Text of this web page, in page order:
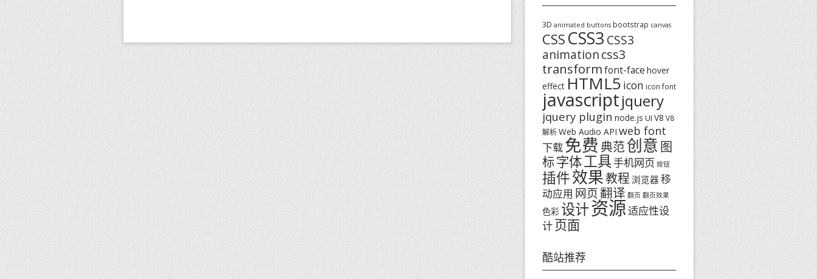
3D animated buttons bootstrap canvas
CSS CSS3 CSS3
animationcss3
transformfont-face hover
effect HTML5 icon icon font
javascriptjquery
jquery plugin node.js UI V8 V8
解析Web Audio API web font
下载免费典范创意 图
标字体工具手机网页 按钮
插件效果教程 浏览器 移
动应用 网页 翻译 翻页 翻页效果
色彩 设计资源适应性设
计页面
酷站推荐